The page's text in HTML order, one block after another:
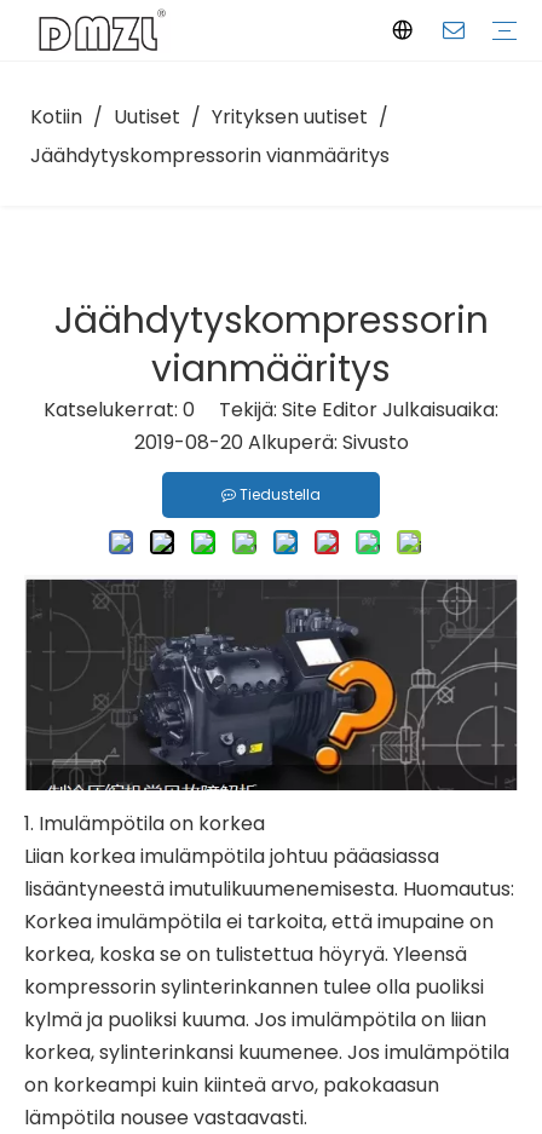
Kotiin / Uutiset / Yrityksen uutiset /
Jäähdytyskompressorin vianmääritys
Jäähdytyskompressorin
vianmääritys
Katselukerrat: 0 Tekijä: Site Editor Julkaisuaika:
2019-08-20 Alkuperä: Sivusto
Tiedustella
1. Imulämpötila on korkea
Liian korkea imulämpötila johtuu pääasiassa
lisääntyneestä imutulikuumenemisesta. Huomautus:
Korkea imulämpötila ei tarkoita, että imupaine on
korkea, koska se on tulistettua höyryä. Yleensä
kompressorin sylinterinkannen tulee olla puoliksi
kylmä ja puoliksi kuuma. Jos imulämpötila on liian
korkea, sylinterinkansi kuumenee. Jos imulämpötila
on korkeampi kuin kiinteä arvo, pakokaasun
lämpötila nousee vastaavasti.